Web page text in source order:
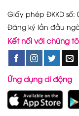
Giấy phép ĐKKD số:
Đăng ký lần đầu
Kết nối với chúng
Ứng dụng di động